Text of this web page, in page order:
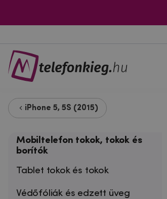
iPhone 5, 5S (2015)
Mobiltelefon tokok, tokok és
borítók
Tablet tokok és tokok
Védőfóliák és edzett üveg